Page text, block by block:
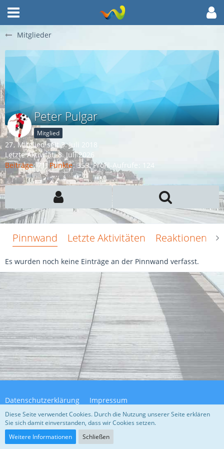
Mitglieder
Peter Pulgar
Mitglied
27 Mitglied seit 3. Juli 2018
Letzte Aktivität:8. Juli 2026
Beiträge 71 Punkte 355 Profil-Aufrufe 124
Pinnwand Letzte Aktivitäten Reaktionen
Es wurden noch keine Einträge an der Pinnwand verfasst.
Datenschutzerklärung Impressum
Community-Software:
Diese Seite verwendet Cookies. Durch die Nutzung unserer Seite erklären
Sie sich damit einverstanden, dass wir Cookies setzen.
Weitere Informationen
Schließen